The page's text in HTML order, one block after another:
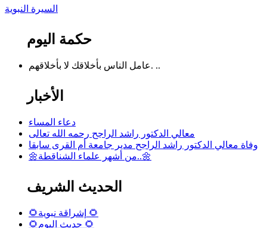
حكمة اليوم
عامل الناس بأخلاقك لا بأخلاقهم. ..
الأخبار
دعاء المساء
معالي الدكتور راشد الراجح رحمه الله تعالى
وفاة معالي الدكتور راشد الراجح مدير جامعة أم القرى سابقا
🌼من أشهر علماء الشناقطة..🌼
الحديث الشريف
🌻إشراقة نبوية 🌻
🌻حديث اليوم 🌻